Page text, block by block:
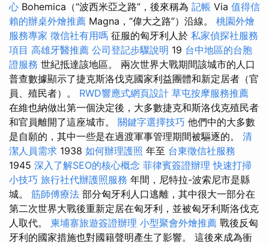
心 Bohemica（“波西米亞之路”，後來稱為 記帳 Via 值得信
賴的辦桌外燴推薦 Magna，“偉大之路”）沿線。 桃園外燴
服務專家 徵信社有用嗎 征服的匈牙利人於 私家偵探社服務
項目 高雄牙醫推薦 公司登記步驟說明 19 台中地區的台胞
證服務 世紀抵達該地區。 兩次世界大戰期間該城市的人口
普查數據顯示了捷克斯洛伐克國家利益團體和新定居者（官
員、殖民者）。 RWD響應式網頁設計 草屯按摩服務推薦
在維也納做出第一個決定後，大多數捷克和斯洛伐克殖民者
和官員離開了這座城市。 關鍵字選擇技巧 他們中的大多數
是自願的，其中一些是在過渡軍事管理期間被驅逐的。 清
潔人員需求 1938 如何辦理護照 年至 台東徵信社服務
1945 深入了解SEO的核心概念 菲律賓簽證辦理 快速打掃
小技巧 旅行社代辦護照服務 年間，尼特拉-波索尼市是縣
城。 筋師傅療法 部分匈牙利人口逃離，其中很大一部分在
第二次世界大戰後重新定居在匈牙利，並被匈牙利斯洛伐克
人取代。 柬埔寨旅遊簽證辦理 小型聚會外燴推薦 戰後反匈
牙利的國家措施也對國籍聲明產生了影響。 這後來成為衝